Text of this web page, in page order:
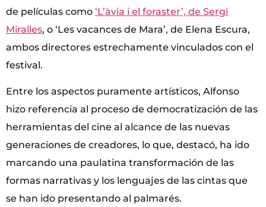
de películas como ‘L’àvia i el foraster’, de Sergi
Miralles, o ‘Les vacances de Mara’, de Elena Escura,
ambos directores estrechamente vinculados con el
festival.
Entre los aspectos puramente artísticos, Alfonso
hizo referencia al proceso de democratización de las
herramientas del cine al alcance de las nuevas
generaciones de creadores, lo que, destacó, ha ido
marcando una paulatina transformación de las
formas narrativas y los lenguajes de las cintas que
se han ido presentando al palmarés.